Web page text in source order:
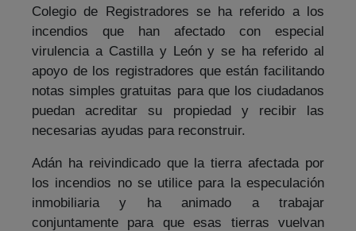
Colegio de Registradores se ha referido a los
incendios que han afectado con especial
virulencia a Castilla y León y se ha referido al
apoyo de los registradores que están facilitando
notas simples gratuitas para que los ciudadanos
puedan acreditar su propiedad y recibir las
necesarias ayudas para reconstruir.
Adán ha reivindicado que la tierra afectada por
los incendios no se utilice para la especulación
inmobiliaria y ha animado a trabajar
conjuntamente para que esas tierras vuelvan